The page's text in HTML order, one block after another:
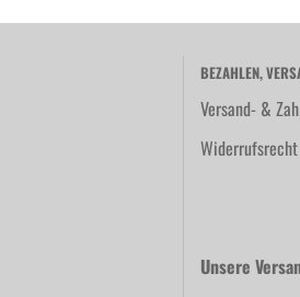
BEZAHLEN,
Versand- &
Unsere